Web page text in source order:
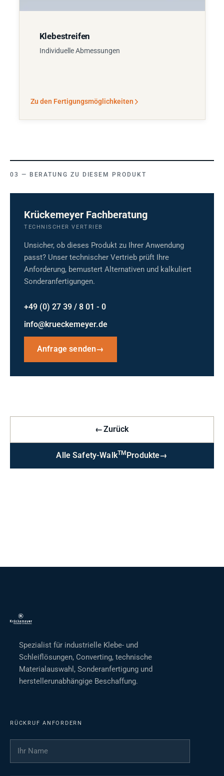
Klebestreifen
Individuelle Abmessungen
Zu den Fertigungsmöglichkeiten
BERATUNG ZU DIESEM PRODUKT
Krückemeyer Fachberatung
TECHNISCHER VERTRIEB
Unsicher, ob dieses Produkt zu Ihrer Anwendung
passt? Unser technischer Vertrieb prüft Ihre
Anforderung, bemustert Alternativen und kalkuliert
Sonderanfertigungen.
+49 (0) 27 39 / 8 01 - 0
info@krueckemeyer.de
Anfrage senden→
←Zurück
Alle Safety-WalkTM Produkte→
Spezialist für industrielle Klebe- und
Schleiflösungen, Converting, technische
Materialauswahl, Sonderanfertigung und
herstellerunabhängige Beschaffung.
RÜCKRUF ANFORDERN
Ihr Name